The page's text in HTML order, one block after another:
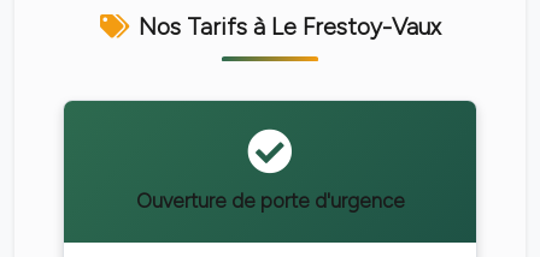
Nos Tarifs à Le Frestoy-Vaux
Ouverture de porte d'urgence